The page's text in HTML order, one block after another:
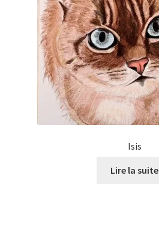
Isis
Lire la suite